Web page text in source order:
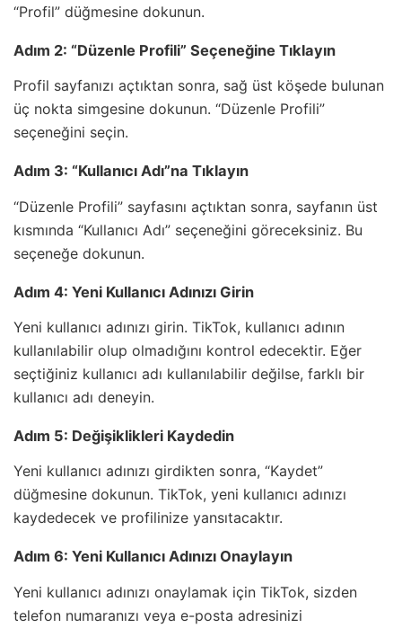
“Profil” düğmesine dokunun.
Adım 2: “Düzenle Profili” Seçeneğine Tıklayın
Profil sayfanızı açtıktan sonra, sağ üst köşede bulunan
üç nokta simgesine dokunun. “Düzenle Profili”
seçeneğini seçin.
Adım 3: “Kullanıcı Adı”na Tıklayın
“Düzenle Profili” sayfasını açtıktan sonra, sayfanın üst
kısmında “Kullanıcı Adı” seçeneğini göreceksiniz. Bu
seçeneğe dokunun.
Adım 4: Yeni Kullanıcı Adınızı Girin
Yeni kullanıcı adınızı girin. TikTok, kullanıcı adının
kullanılabilir olup olmadığını kontrol edecektir. Eğer
seçtiğiniz kullanıcı adı kullanılabilir değilse, farklı bir
kullanıcı adı deneyin.
Adım 5: Değişiklikleri Kaydedin
Yeni kullanıcı adınızı girdikten sonra, “Kaydet”
düğmesine dokunun. TikTok, yeni kullanıcı adınızı
kaydedecek ve profilinize yansıtacaktır.
Adım 6: Yeni Kullanıcı Adınızı Onaylayın
Yeni kullanıcı adınızı onaylamak için TikTok, sizden
telefon numaranızı veya e-posta adresinizi